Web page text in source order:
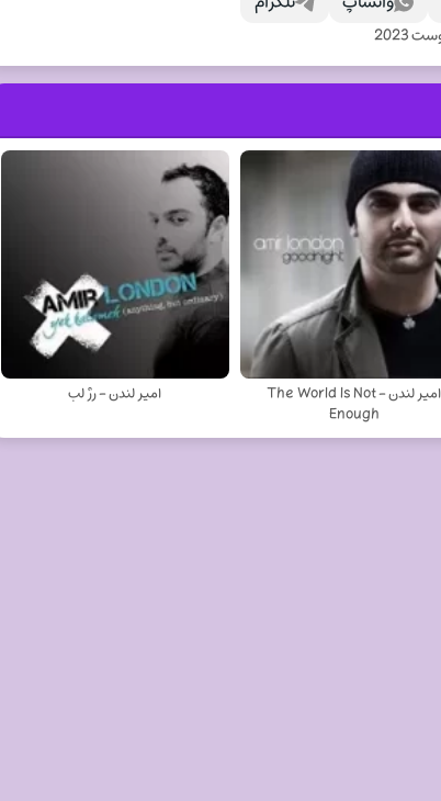
امیر لندن - The World Is Not
Enough
امیر لندن - رژ لب